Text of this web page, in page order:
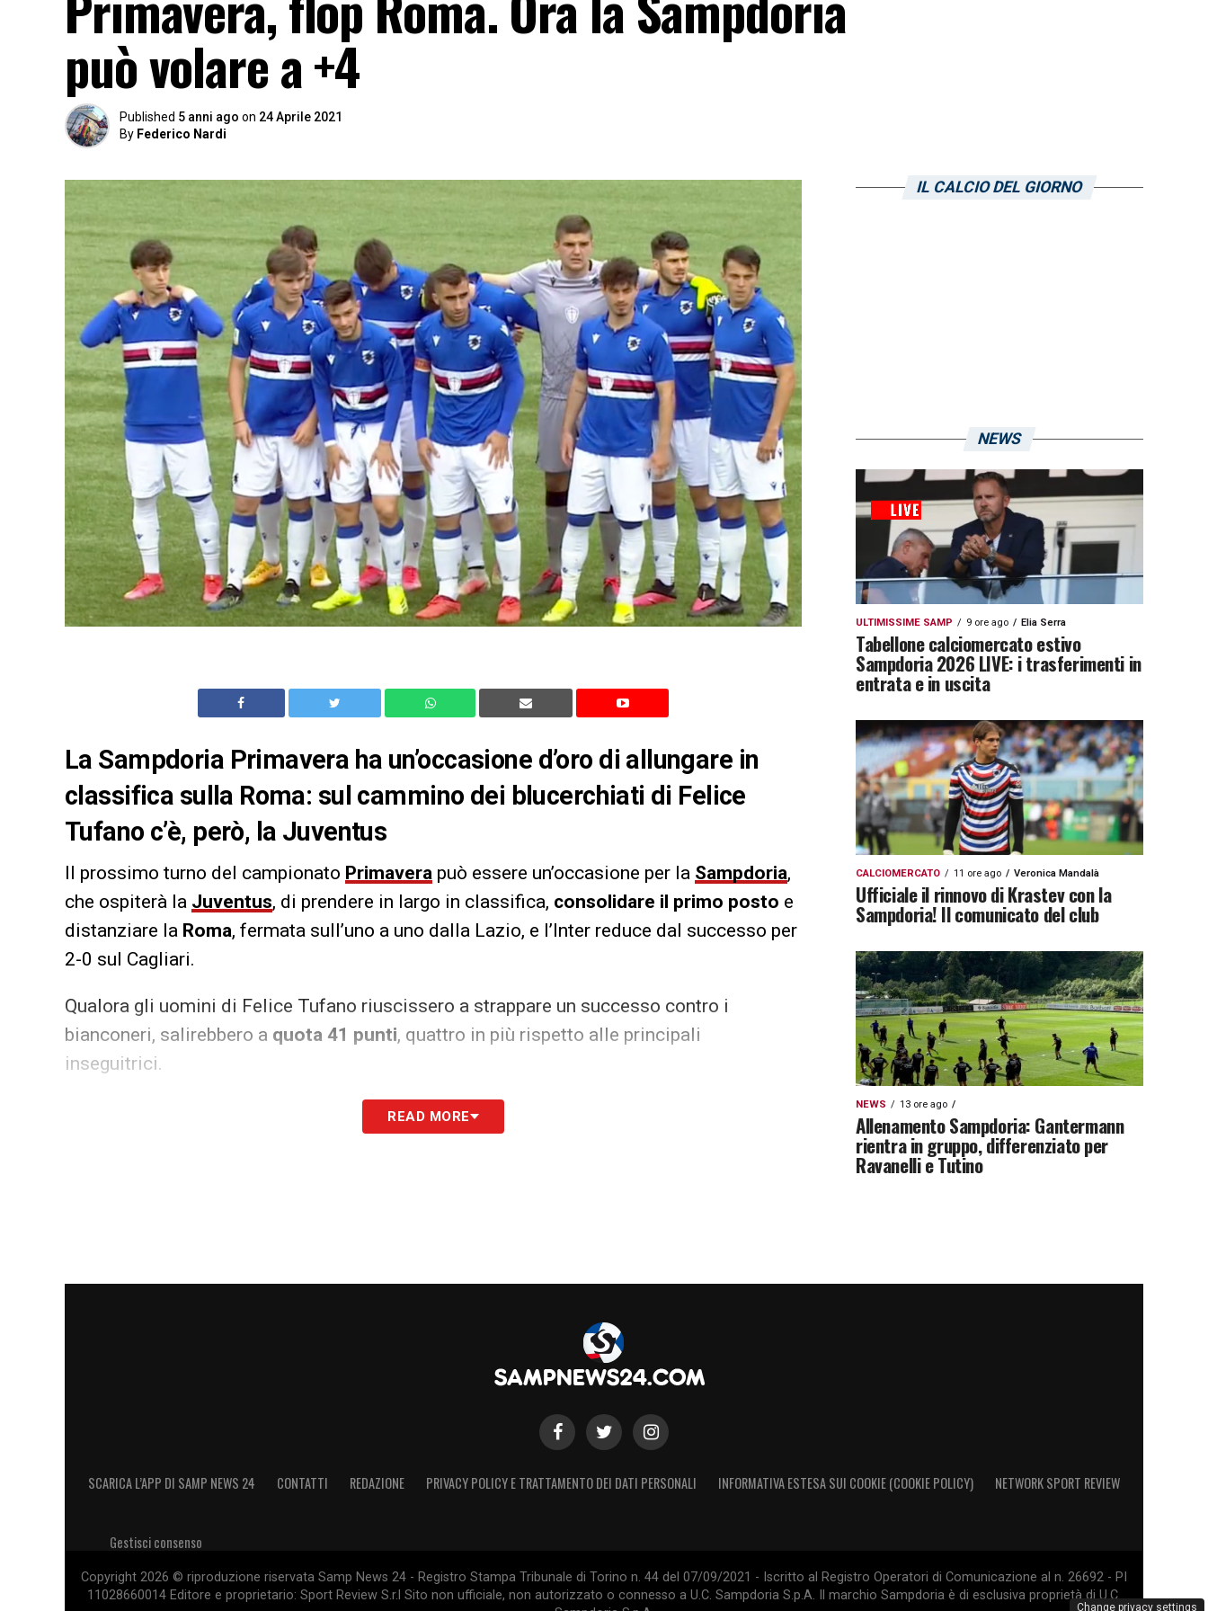
può volare a +4
Published 5 anni ago on 24 Aprile 2021
By Federico Nardi
La Sampdoria Primavera ha un’occasione d’oro di allungare in
classifica sulla Roma: sul cammino dei blucerchiati di Felice
Tufano c’è, però, la Juventus
Il prossimo turno del campionato Primavera può essere un’occasione per la Sampdoria,
che ospiterà la Juventus, di prendere in largo in classifica, consolidare il primo posto e
distanziare la Roma, fermata sull’uno a uno dalla Lazio, e l’Inter reduce dal successo per
2-0 sul Cagliari.
Qualora gli uomini di Felice Tufano riuscissero a strappare un successo contro i
bianconeri, salirebbero a quota 41 punti, quattro in più rispetto alle principali
inseguitrici.
LA PLAYLIST DELLE NOSTRE TOP NEWSREAD MORE
IL CALCIO DEL GIORNO
NEWS
ULTIMISSIME SAMP 9 ore ago Elia Serra
Tabellone calciomercato estivo
Sampdoria 2026 LIVE: i trasferimenti in
entrata e in uscita
CALCIOMERCATO 11 ore ago Veronica Mandalà
Ufficiale il rinnovo di Krastev con la
Sampdoria! Il comunicato del club
NEWS 13 ore ago
Allenamento Sampdoria: Gantermann
rientra in gruppo, differenziato per
Ravanelli e Tutino
SCARICA L’APP DI SAMP NEWS 24 CONTATTI REDAZIONE PRIVACY POLICY E TRATTAMENTO DEI DATI PERSONALI INFORMATIVA ESTESA SUI COOKIE (COOKIE POLICY) NETWORK SPORT REVIEW
Gestisci consenso
Copyright 2026 © riproduzione riservata Samp News 24 - Registro Stampa Tribunale di Torino n. 44 del 07/09/2021 - Iscritto al Registro Operatori di Comunicazione al n. 26692 - PI
11028660014 Editore e proprietario: Sport Review S.r.l Sito non ufficiale, non autorizzato o connesso a U.C. Sampdoria S.p.A. Il marchio Sampdoria è di esclusiva proprietà di U.C.
Change privacy settings